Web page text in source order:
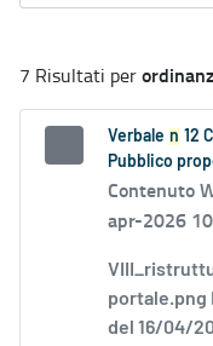
7 Risultati per
Verbale n 12
Pubblico
Contenuto
apr-2026
portale.png
del 16/04/